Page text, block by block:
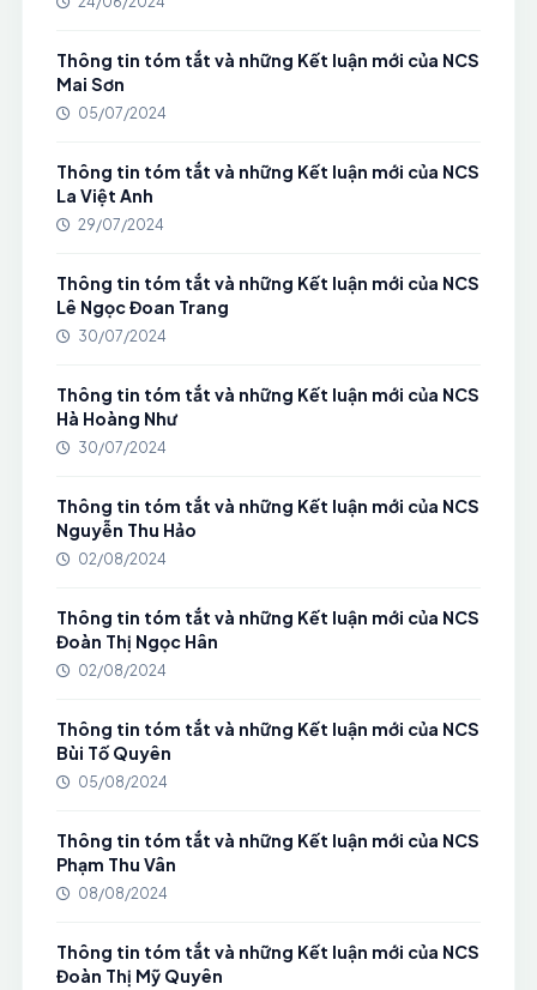
Thông tin tóm tắt và những Kết luận mới của NCS
Mai Sơn
05/07/2024
Thông tin tóm tắt và những Kết luận mới của NCS
La Việt Anh
29/07/2024
Thông tin tóm tắt và những Kết luận mới của NCS
Lê Ngọc Đoan Trang
30/07/2024
Thông tin tóm tắt và những Kết luận mới của NCS
Hà Hoàng Như
30/07/2024
Thông tin tóm tắt và những Kết luận mới của NCS
Nguyễn Thu Hảo
02/08/2024
Thông tin tóm tắt và những Kết luận mới của NCS
Đoàn Thị Ngọc Hân
02/08/2024
Thông tin tóm tắt và những Kết luận mới của NCS
Bùi Tố Quyên
05/08/2024
Thông tin tóm tắt và những Kết luận mới của NCS
Phạm Thu Vân
08/08/2024
Thông tin tóm tắt và những Kết luận mới của NCS
Đoàn Thị Mỹ Quyên